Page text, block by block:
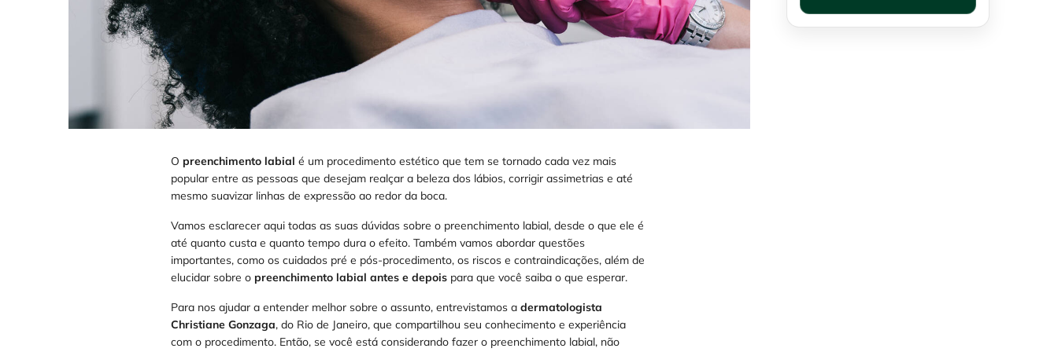
O preenchimento labial é um procedimento estético que tem se tornado cada vez mais
popular entre as pessoas que desejam realçar a beleza dos lábios, corrigir assimetrias e até
mesmo suavizar linhas de expressão ao redor da boca.
Vamos esclarecer aqui todas as suas dúvidas sobre o preenchimento labial, desde o que ele é
até quanto custa e quanto tempo dura o efeito. Também vamos abordar questões
importantes, como os cuidados pré e pós-procedimento, os riscos e contraindicações, além de
elucidar sobre o preenchimento labial antes e depoispara que você saiba o que esperar.
Para nos ajudar a entender melhor sobre o assunto, entrevistamos a dermatologista
Christiane Gonzaga, do Rio de Janeiro, que compartilhou seu conhecimento e experiência
com o procedimento. Então, se você está considerando fazer o preenchimento labial, não